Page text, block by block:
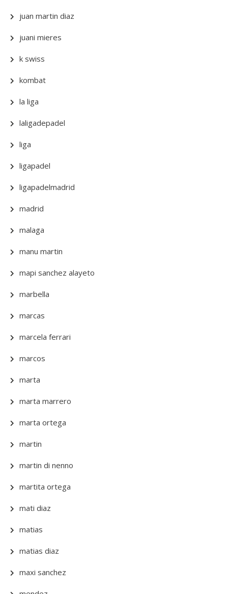
juan martin diaz
juani mieres
k swiss
kombat
la liga
laligadepadel
liga
ligapadel
ligapadelmadrid
madrid
malaga
manu martin
mapi sanchez alayeto
marbella
marcas
marcela ferrari
marcos
marta
marta marrero
marta ortega
martin
martin di nenno
martita ortega
mati diaz
matias
matias diaz
maxi sanchez